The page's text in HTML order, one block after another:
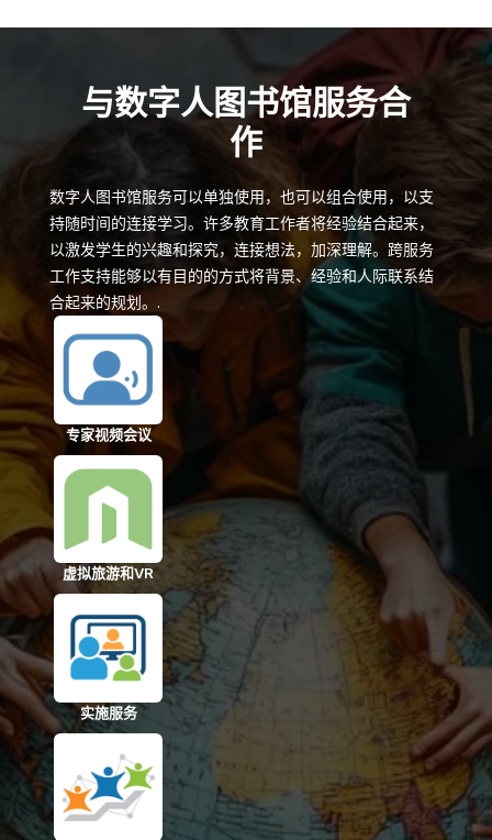
与数字人图书馆服务合
作
数字人图书馆服务可以单独使用，也可以组合使用，以支
持随时间的连接学习。许多教育工作者将经验结合起来，
以激发学生的兴趣和探究，连接想法，加深理解。跨服务
工作支持能够以有目的的方式将背景、经验和人际联系结
合起来的规划。.
专家视频会议
虚拟旅游和VR
实施服务